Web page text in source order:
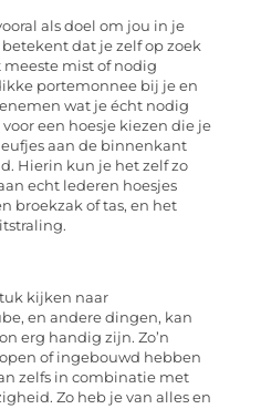
als doel om jou in je
dat je zelf op zoek
mist of nodig
portemonnee bij je en
wat je écht nodig
een hoesje kiezen die je
aan de binnenkant
Hierin kun je het zelf zo
echt lederen hoesjes
broekzak of tas, en het
kijken naar
, en andere dingen, kan
erg handig zijn. Zo’n
of ingebouwd hebben
zelfs in combinatie met
Zo heb je van alles en